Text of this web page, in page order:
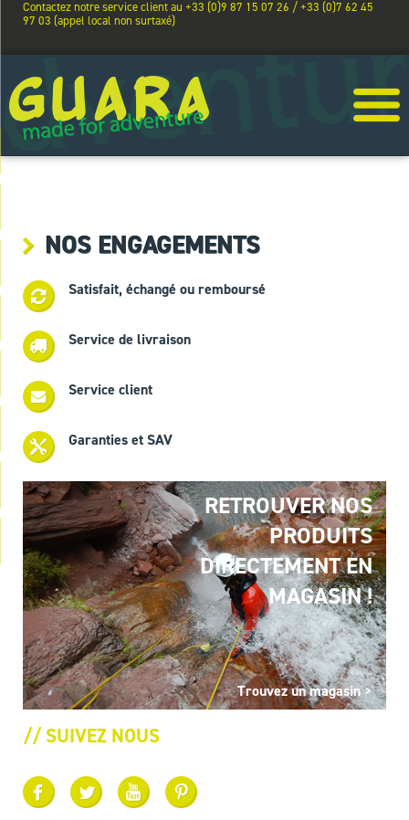
Contactez notre service client au +33 (0)9 87 15 07 26 / +33 (0)7 62 45
97 03 (appel local non surtaxé)
NOS ENGAGEMENTS
Satisfait, échangé ou remboursé
Service de livraison
Service client
Garanties et SAV
RETROUVER NOS
PRODUITS
DIRECTEMENT EN
MAGASIN !
Trouvez un magasin >
// SUIVEZ NOUS